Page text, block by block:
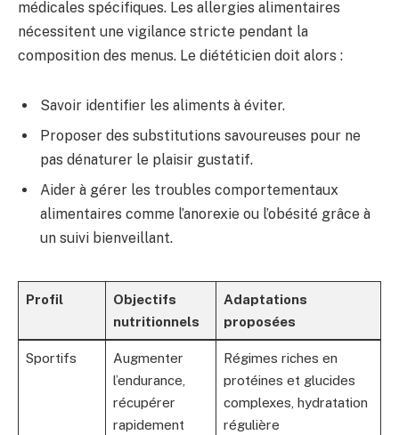
médicales spécifiques. Les allergies alimentaires
nécessitent une vigilance stricte pendant la
composition des menus. Le diététicien doit alors :
Savoir identifier les aliments à éviter.
Proposer des substitutions savoureuses pour ne
pas dénaturer le plaisir gustatif.
Aider à gérer les troubles comportementaux
alimentaires comme l’anorexie ou l’obésité grâce à
un suivi bienveillant.
Profil
Objectifs
nutritionnels
Adaptations
proposées
Sportifs
Augmenter
l’endurance,
récupérer
rapidement
Régimes riches en
protéines et glucides
complexes, hydratation
régulière